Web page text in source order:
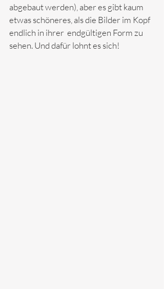
abgebaut werden), aber es gibt kaum
etwas schöneres, als die Bilder im Kopf
endlich in ihrer  endgültigen Form zu
sehen. Und dafür lohnt es sich!